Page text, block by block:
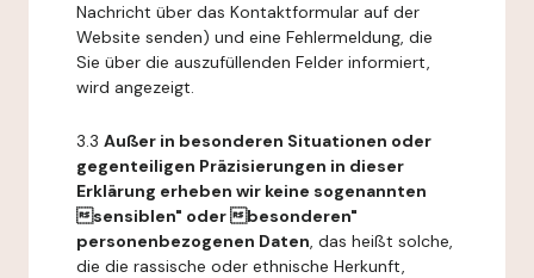
Nachricht über das Kontaktformular auf der
Website senden) und eine Fehlermeldung, die
Sie über die auszufüllenden Felder informiert,
wird angezeigt.
3.3 Außer in besonderen Situationen oder
gegenteiligen Präzisierungen in dieser
Erklärung erheben wir keine sogenannten
sensiblen" oder besonderen"
personenbezogenen Daten, das heißt solche,
die die rassische oder ethnische Herkunft,